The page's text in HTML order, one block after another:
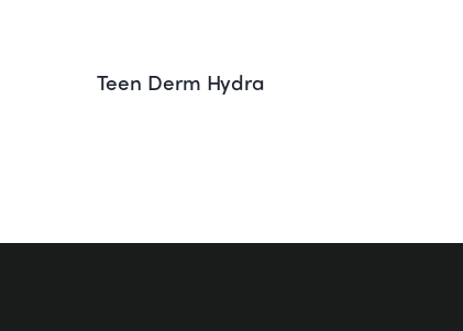
Teen Derm Hydra